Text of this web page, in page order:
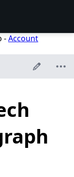
-Account